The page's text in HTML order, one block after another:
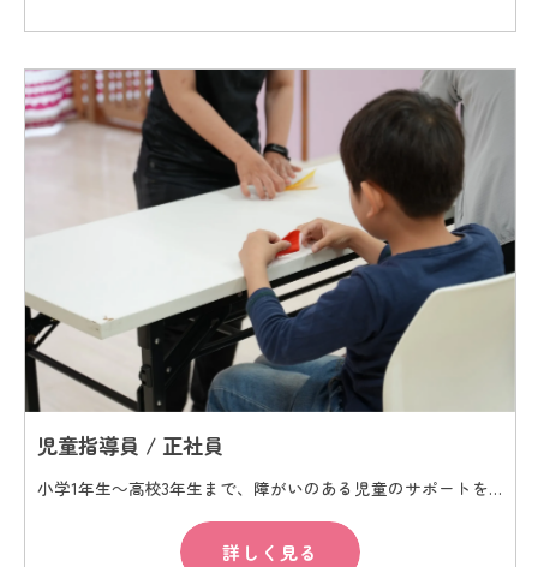
児童指導員 / 正社員
小学1年生～高校3年生まで、障がいのある児童のサポートをお願いします。 ● 放課後等デイサービスの業務全般 例： 療育活動の準備、療育支援(遊び、見守りを含む)、清掃、送迎、記録(日々の業務に必要な事務作業) など ※送迎範囲:主に江東区 ● ワクワク・ウキウキたまにドキドキの体験や経験を取り組みの中心として、子ども達と職員が一緒に楽しみながら活動しています。 〈1日の流れ〉 10：00～12：00 事務作業(活動の準備)、買い物や工作活動の試作品作り、会議や研修 12：00～13：00 お昼休憩♪ 13：00～14：00 簡単なミーティング、順次送迎 14：00～15：00 子ども達が続々と来ます(1日10名程度) 15：00～17：00 毎日楽しいイベントがあります（おやつ作りやスーパーで買い物体験、公園でドッジボールなど）。 17：00～17：45 子ども達が帰っていきます。 17：45～19：00 片づけや記録、ミーティングをして帰ります。
詳しく見る